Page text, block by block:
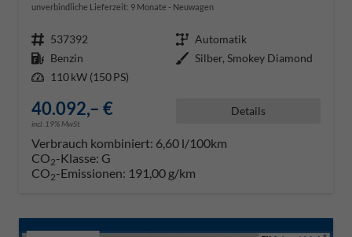
unverbindliche Lieferzeit: 9 Monate Neuwagen
Fahrzeugnr. 537392 Getriebe Automatik
Kraftstoff Benzin Außenfarbe Silber, Smokey Diamond
Leistung 110 kW (150 PS)
40.092,– €
incl. 19% MwSt.
Details
Verbrauch kombiniert: 6,60 l/100km
CO2-Klasse: G
CO2-Emissionen: 191,00 g/km